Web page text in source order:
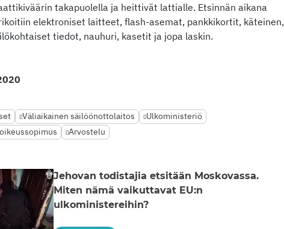
takapuolella ja heittivät lattialle. Etsinnän aikana
elektroniset laitteet, flash-asemat, pankkikortit, käteinen,
tiedot, nauhuri, kasetit ja jopa laskin.
Väliaikainen säilöönottolaitos
Ulkoministeriö
Arvostelu
Jehovan todistajia etsitään Moskovassa.
Miten nämä vaikuttavat EU:n
ulkoministereihin?